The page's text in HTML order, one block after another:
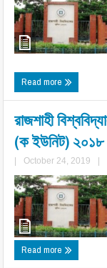
Read more
রাজশাহী
(ক ইউনিট) ২০১৮
October 24, 2019
Read more